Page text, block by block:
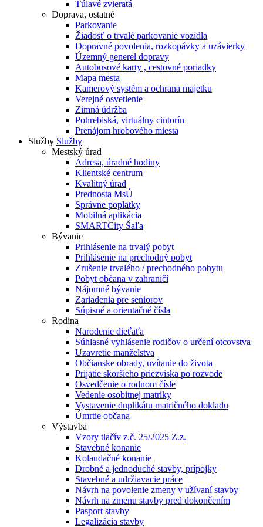
Túlavé zvieratá
Doprava, ostatné
Parkovanie
Žiadosť o trvalé parkovanie vozidla
Dopravné povolenia, rozkopávky a uzávierky
Územný generel dopravy
Autobusové karty , cestovné poriadky
Mapa mesta
Kamerový systém a ochrana majetku
Verejné osvetlenie
Zimná údržba
Pohrebiská, virtuálny cintorín
Prenájom hrobového miesta
Služby Služby
Mestský úrad
Adresa, úradné hodiny
Klientské centrum
Kvalitný úrad
Prednosta MsÚ
Správne poplatky
Mobilná aplikácia
SMARTCity Šaľa
Bývanie
Prihlásenie na trvalý pobyt
Prihlásenie na prechodný pobyt
Zrušenie trvalého / prechodného pobytu
Pobyt občana v zahraničí
Nájomné bývanie
Zariadenia pre seniorov
Súpisné a orientačné čísla
Rodina
Narodenie dieťaťa
Súhlasné vyhlásenie rodičov o určení otcovstva
Uzavretie manželstva
Občianske obrady, uvítanie do života
Prijatie skoršieho priezviska po rozvode
Osvedčenie o rodnom čísle
Vedenie osobitnej matriky
Vystavenie duplikátu matričného dokladu
Úmrtie občana
Výstavba
Vzory tlačív z.č. 25/2025 Z.z.
Stavebné konanie
Kolaudačné konanie
Drobné a jednoduché stavby, prípojky
Stavebné a udržiavacie práce
Návrh na povolenie zmeny v užívaní stavby
Návrh na zmenu stavby pred dokončením
Pasport stavby
Legalizácia stavby